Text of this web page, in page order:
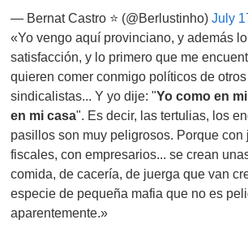
— Bernat Castro ⭐ (@Berlustinho)July
«Yo vengo aquí provinciano, y además
satisfacción, y lo primero que me
quieren comer conmigo políticos de
sindicalistas... Y yo dije: "Yo como en
en mi casa". Es decir, las tertulias, los
pasillos son muy peligrosos. Porque con
fiscales, con empresarios... se crean
comida, de cacería, de juerga que van
especie de pequeña mafia que no es
aparentemente.»